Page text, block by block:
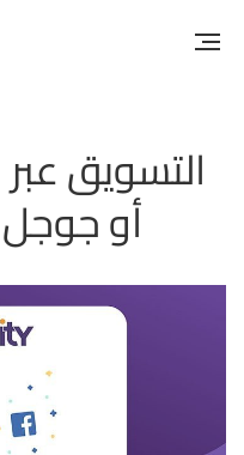
التسويق
أو جوجل